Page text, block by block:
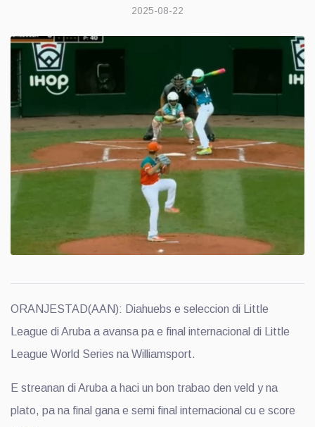
2025-08-22
ORANJESTAD(AAN): Diahuebs e seleccion di Little
League di Aruba a avansa pa e final internacional di Little
League World Series na Williamsport.
E streanan di Aruba a haci un bon trabao den veld y na
plato, pa na final gana e semi final internacional cu e score